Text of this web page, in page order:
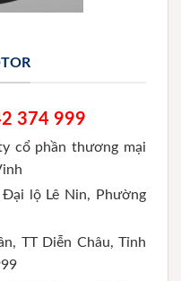
374 999
cổ phần thương mại
Đại lộ Lê Nin, Phường
TT Diễn Châu, Tỉnh